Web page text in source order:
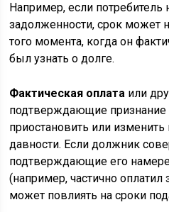
Например, если
задолженности, срок может
того момента, когда он
был узнать о долге.
Фактическая оплата или
подтверждающие признание
приостановить или
давности. Если должник
подтверждающие его
(например, частично оплатил
может повлиять на сроки